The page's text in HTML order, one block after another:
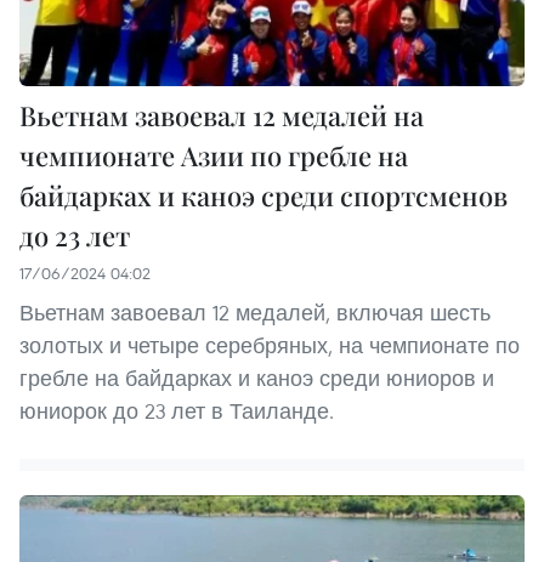
Вьетнам завоевал 12 медалей на
чемпионате Азии по гребле на
байдарках и каноэ среди спортсменов
до 23 лет
17/06/2024 04:02
Вьетнам завоевал 12 медалей, включая шесть
золотых и четыре серебряных, на чемпионате по
гребле на байдарках и каноэ среди юниоров и
юниорок до 23 лет в Таиланде.